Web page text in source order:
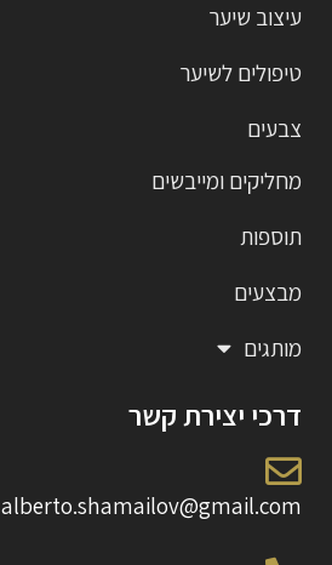
עיצוב שיער
טיפולים לשיער
צבעים
מחליקים ומייבשים
תוספות
מבצעים
מותגים
דרכי יצירת קשר
alberto.shamailov@gmail.com